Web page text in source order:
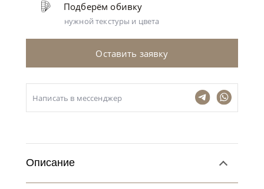
Подберём обивку
нужной текстуры и цвета
Оставить заявку
Написать в мессенджер
Описание